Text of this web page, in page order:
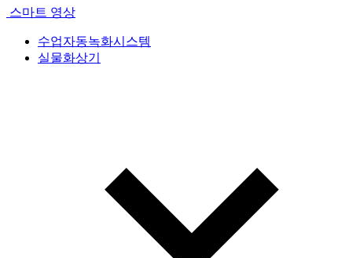
스마트 영상
수업자동녹화시스템
실물화상기